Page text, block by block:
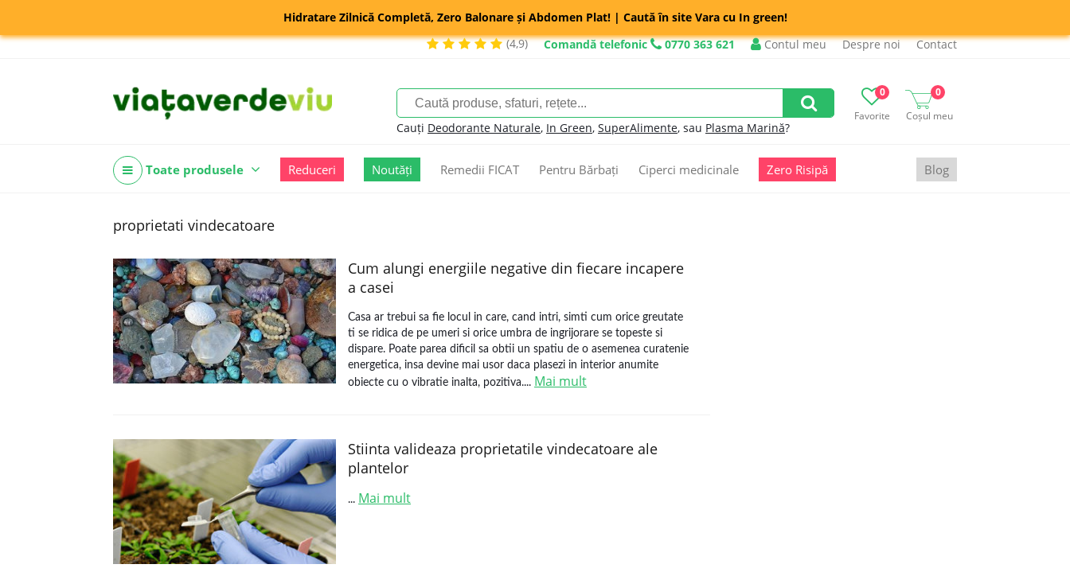
Hidratare Zilnică Completă, Zero Balonare și Abdomen Plat! | Caută în site Vara cu In green!
(4,9)
Comandă telefonic 0770 363 621 Contul meu Despre noi Contact
Favorite
0
Coșul meu
0
Cauți Deodorante Naturale, In Green, SuperAlimente, sau Plasma Marină?
Toate produsele Reduceri Noutăți Remedii FICAT Pentru Bărbați Ciperci medicinale Zero Risipă Blog
proprietati vindecatoare
Cum alungi energiile negative din fiecare incapere
a casei
Casa ar trebui sa fie locul in care, cand intri, simti cum orice greutate
ti se ridica de pe umeri si orice umbra de ingrijorare se topeste si
dispare. Poate parea dificil sa obtii un spatiu de o asemenea curatenie
energetica, insa devine mai usor daca plasezi in interior anumite
obiecte cu o vibratie inalta, pozitiva.... Mai mult
Stiinta valideaza proprietatile vindecatoare ale
plantelor
... Mai mult